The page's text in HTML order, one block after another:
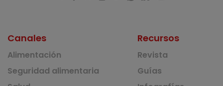
Canales
Alimentación
Seguridad alimentaria
Recursos
Revista
Guías